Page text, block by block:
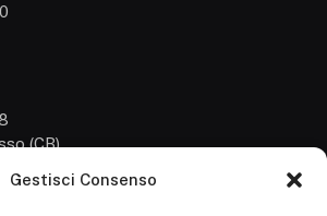
Gestisci Consenso
(CB)